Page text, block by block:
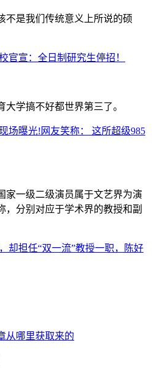
不是我们传统意义上所说的硕
官宣：全日制研究生停招！
大学搞不好都世界第三了。
场曝光!网友笑称： 这所超级985
家一级二级演员属于文艺界为演
，分别对应于学术界的教授和副
却担任“双一流”教授一职，陈好
从哪里获取来的